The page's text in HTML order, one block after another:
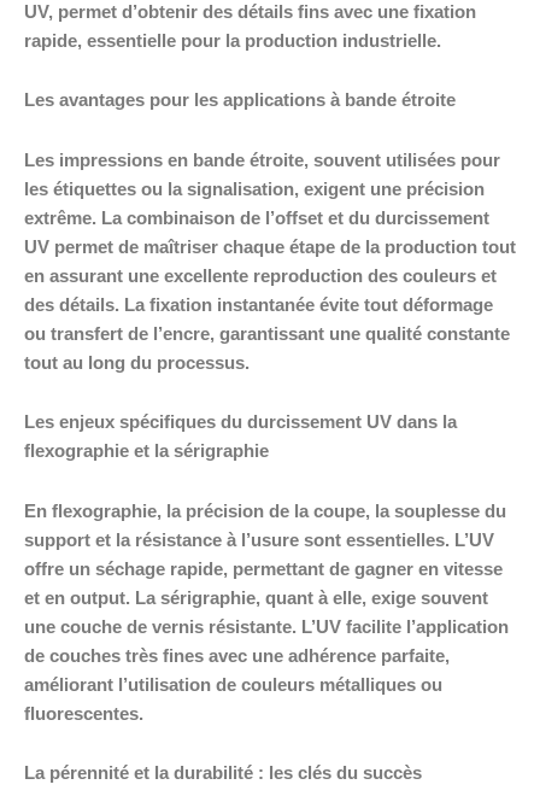
UV, permet d’obtenir des détails fins avec une fixation
rapide, essentielle pour la production industrielle.
Les avantages pour les applications à bande étroite
Les impressions en bande étroite, souvent utilisées pour
les étiquettes ou la signalisation, exigent une précision
extrême. La combinaison de l’offset et du durcissement
UV permet de maîtriser chaque étape de la production tout
en assurant une excellente reproduction des couleurs et
des détails. La fixation instantanée évite tout déformage
ou transfert de l’encre, garantissant une qualité constante
tout au long du processus.
Les enjeux spécifiques du durcissement UV dans la
flexographie et la sérigraphie
En flexographie, la précision de la coupe, la souplesse du
support et la résistance à l’usure sont essentielles. L’UV
offre un séchage rapide, permettant de gagner en vitesse
et en output. La sérigraphie, quant à elle, exige souvent
une couche de vernis résistante. L’UV facilite l’application
de couches très fines avec une adhérence parfaite,
améliorant l’utilisation de couleurs métalliques ou
fluorescentes.
La pérennité et la durabilité : les clés du succès